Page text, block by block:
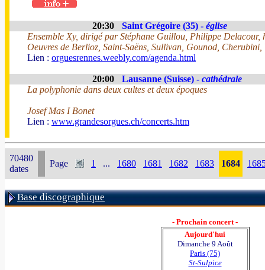
20:30 Saint Grégoire (35) - église
Ensemble Xy, dirigé par Stéphane Guillou, Philippe Delacour,
Oeuvres de Berlioz, Saint-Saëns, Sullivan, Gounod,
Lien : orguesrennes.weebly.com/agenda.html
20:00 Lausanne (Suisse) - cathédrale
La polyphonie dans deux cultes et deux époques
Josef Mas I Bonet
Lien : www.grandesorgues.ch/concerts.htm
70480
dates
Page 1 ... 1680 1681 1682 1683 1684
Base discographique
- Prochain concert -
Aujourd'hui
Dimanche 9 Août
Paris (75)
St-Sulpice